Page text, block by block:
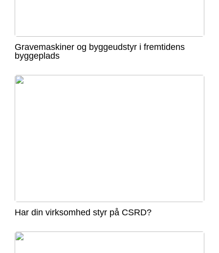
Gravemaskiner og byggeudstyr i fremtidens
byggeplads
Har din virksomhed styr på CSRD?